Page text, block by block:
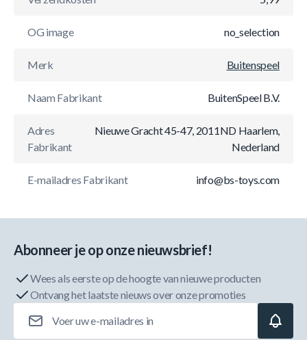
OG image no_selection
Merk Buitenspeel
Naam Fabrikant BuitenSpeel B.V.
Adres
Fabrikant
Nieuwe Gracht 45-47, 2011ND Haarlem,
Nederland
E-mailadres Fabrikant info@bs-toys.com
Abonneer je op onze nieuwsbrief!
Wees als eerste op de hoogte van nieuwe producten
Ontvang het laatste nieuws over onze promoties